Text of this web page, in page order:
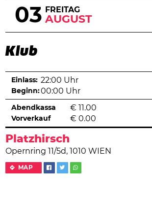
03 FREITAG
AUGUST
Klub
Platzhirsch
Opernring 11/5d, 1010 WIEN
MAP
Einlass: 22:00 Uhr
Beginn:00:00 Uhr
Abendkassa € 11.00
Vorverkauf € 0.00